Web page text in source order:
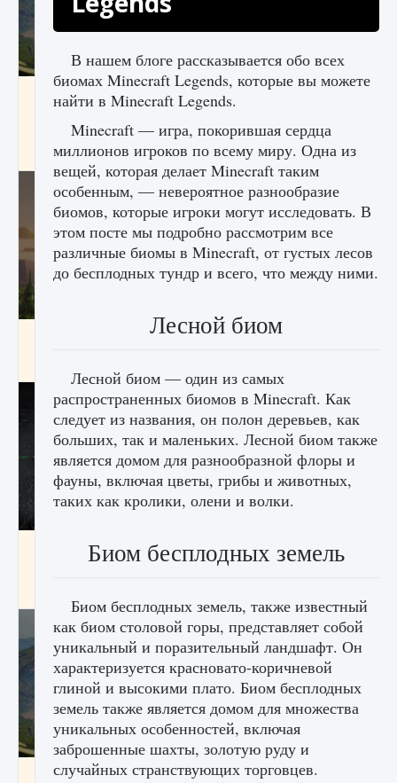
Как исправить ошибку Palworld «Идет
сохранение мира — Невозможно начать
сохранение данных мира»
9 августа 2024 2 511 0 0
Как заработать медали лиги Clash of Clans
лицензии, лиги, команды и стадионы в EA
Как исправить ошибку Palworld EPalworld
В нашем блоге рассказывается обо всех
биомах Minecraft Legends, которые вы можете
найти в Minecraft Legends.
Minecraft — игра, покорившая сердца
миллионов игроков по всему миру. Одна из
вещей, которая делает Minecraft таким
особенным, — невероятное разнообразие
биомов, которые игроки могут исследовать. В
этом посте мы подробно рассмотрим все
различные биомы в Minecraft, от густых лесов
до бесплодных тундр и всего, что между ними.
Лесной биом
Лесной биом — один из самых
распространенных биомов в Minecraft. Как
следует из названия, он полон деревьев, как
больших, так и маленьких. Лесной биом также
является домом для разнообразной флоры и
фауны, включая цветы, грибы и животных,
таких как кролики, олени и волки.
Биом бесплодных земель
Биом бесплодных земель, также известный
как биом столовой горы, представляет собой
уникальный и поразительный ландшафт. Он
характеризуется красновато-коричневой
глиной и высокими плато. Биом бесплодных
земель также является домом для множества
уникальных особенностей, включая
заброшенные шахты, золотую руду и
случайных странствующих торговцев.